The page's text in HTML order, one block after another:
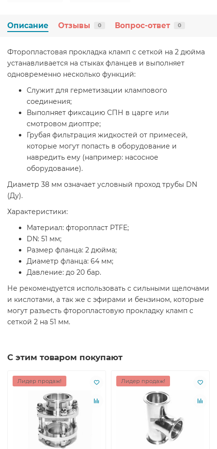
Описание Отзывы 0 Вопрос-ответ 0
Фторопластовая прокладка кламп с сеткой на 2 дюйма
устанавливается на стыках фланцев и выполняет
одновременно несколько функций:
Служит для герметизации клампового
соединения;
Выполняет фиксацию СПН в царге или
смотровом диоптре;
Грубая фильтрация жидкостей от примесей,
которые могут попасть в оборудование и
навредить ему (например: насосное
оборудование).
Диаметр 38 мм означает условный проход трубы DN
(Ду).
Характеристики:
Материал: фторопласт PTFE;
DN: 51 мм;
Размер фланца: 2 дюйма;
Диаметр фланца: 64 мм;
Давление: до 20 бар.
Не рекомендуется использовать с сильными щелочами
и кислотами, а так же с эфирами и бензином, которые
могут разъесть фторопластовую прокладку кламп с
сеткой 2 на 51 мм.
С этим товаром покупают
Лидер продаж! Лидер продаж!